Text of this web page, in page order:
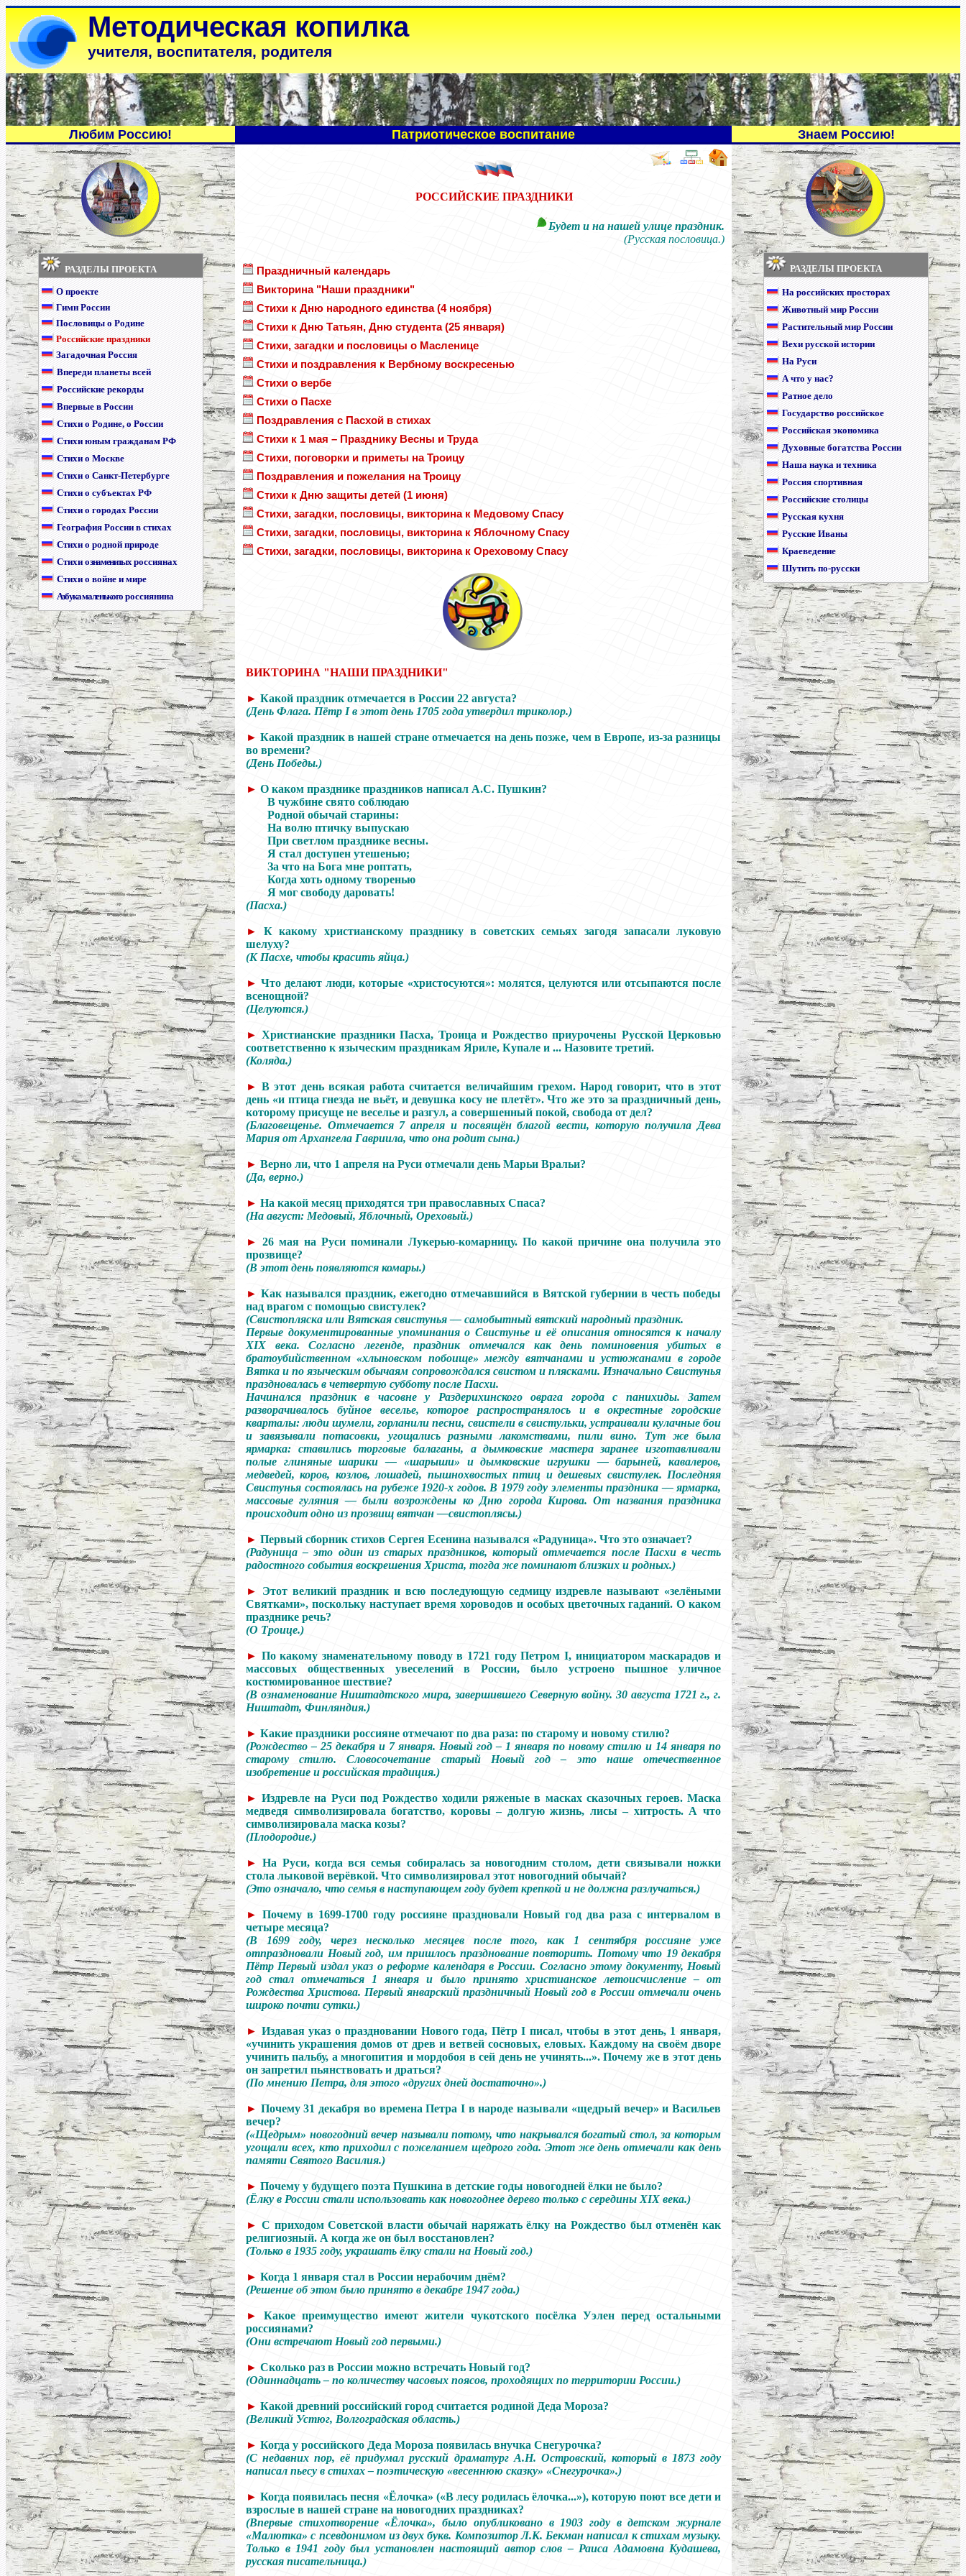
Методическая копилка
учителя, воспитателя, родителя
Любим Россию! Патриотическое воспитание Знаем Россию!
РАЗДЕЛЫ ПРОЕКТА
О проекте
Гимн России
Пословицы о Родине
Российские праздники
Загадочная Россия
Впереди планеты всей
Российские рекорды
Впервые в России
Стихи о Родине, о России
Стихи юным гражданам РФ
Стихи о Москве
Стихи о Санкт-Петербурге
Стихи о субъектах РФ
Стихи о городах России
География России в стихах
Стихи о родной природе
Стихио знаменитыхроссиянах
Стихи о войне и мире
Азбука маленькогороссиянина
РОССИЙСКИЕ ПРАЗДНИКИ
Будет и на нашей улице праздник.
(Русская пословица.)
Праздничный календарь
Викторина "Наши праздники"
Стихи к Дню народного единства (4 ноября)
Стихи к Дню Татьян, Дню студента (25 января)
Стихи, загадки и пословицы о Масленице
Стихи и поздравления к Вербному воскресенью
Стихи о вербе
Стихи о Пасхе
Поздравления с Пасхой в стихах
Стихи к 1 мая – Празднику Весны и Труда
Стихи, поговорки и приметы на Троицу
Поздравления и пожелания на Троицу
Стихи к Дню защиты детей (1 июня)
Стихи, загадки, пословицы, викторина к Медовому Спасу
Стихи, загадки, пословицы, викторина к Яблочному Спасу
Стихи, загадки, пословицы, викторина к Ореховому Спасу
ВИКТОРИНА "НАШИ ПРАЗДНИКИ"
► Какой праздник отмечается в России 22 августа?
(День Флага. Пётр I в этот день 1705 года утвердил триколор.)
►Какой праздник в нашей стране отмечается на день позже, чем в Европе, из-за разницы
во времени?
(День Победы.)
► О каком празднике праздников написал А.С. Пушкин?
В чужбине свято соблюдаю
Родной обычай старины:
На волю птичку выпускаю
При светлом празднике весны.
Я стал доступен утешенью;
За что на Бога мне роптать,
Когда хоть одному творенью
Я мог свободу даровать!
(Пасха.)
►К какому христианскому празднику в советских семьях загодя запасали луковую
шелуху?
(К Пасхе, чтобы красить яйца.)
►Что делают люди, которые «христосуются»: молятся, целуются или отсыпаются после
всенощной?
(Целуются.)
►Христианские праздники Пасха, Троица и Рождество приурочены Русской Церковью
соответственно к языческим праздникам Яриле, Купале и ... Назовите третий.
(Коляда.)
►В этот день всякая работа считается величайшим грехом. Народ говорит, что в этот
день «и птица гнезда не вьёт, и девушка косу не плетёт». Что же это за праздничный день,
которому присуще не веселье и разгул, а совершенный покой, свобода от дел?
(Благовещенье. Отмечается 7 апреля и посвящён благой вести, которую получила Дева
Мария от Архангела Гавриила, что она родит сына.)
► Верно ли, что 1 апреля на Руси отмечали день Марьи Вральи?
(Да, верно.)
► На какой месяц приходятся три православных Спаса?
(На август: Медовый, Яблочный, Ореховый.)
►26 мая на Руси поминали Лукерью-комарницу. По какой причине она получила это
прозвище?
(В этот день появляются комары.)
►Как назывался праздник, ежегодно отмечавшийся в Вятской губернии в честь победы
над врагом с помощью свистулек?
(Свистопляска или Вятская свистунья — самобытный вятский народный праздник.
Первые документированные упоминания о Свистунье и её описания относятся к началу
XIX века. Согласно легенде, праздник отмечался как день поминовения убитых в
братоубийственном «хлыновском побоище» между вятчанами и устюжанами в городе
Вятка и по языческим обычаям сопровождался свистом и плясками. Изначально Свистунья
праздновалась в четвертую субботу после Пасхи.
Начинался праздник в часовне у Раздерихинского оврага города с панихиды. Затем
разворачивалось буйное веселье, которое распространялось и в окрестные городские
кварталы: люди шумели, горланили песни, свистели в свистульки, устраивали кулачные бои
и завязывали потасовки, угощались разными лакомствами, пили вино. Тут же была
ярмарка: ставились торговые балаганы, а дымковские мастера заранее изготавливали
полые глиняные шарики — «шарыши» и дымковские игрушки — барыней, кавалеров,
медведей, коров, козлов, лошадей, пышнохвостых птиц и дешевых свистулек. Последняя
Свистунья состоялась на рубеже 1920-х годов. В 1979 году элементы праздника — ярмарка,
массовые гуляния — были возрождены ко Дню города Кирова. От названия праздника
происходит одно из прозвищ вятчан —свистоплясы.)
► Первый сборник стихов Сергея Есенина назывался «Радуница». Что это означает?
(Радуница– это один из старых праздников, который отмечается после Пасхи в честь
радостного события воскрешения Христа, тогда же поминают близких и родных.)
► Этот великий праздник и всю последующую седмицу издревле называют «зелёными
Святками», поскольку наступает время хороводов и особых цветочных гаданий. О каком
празднике речь?
(О Троице.)
► По какому знаменательному поводу в 1721 году Петром I, инициатором маскарадов и
массовых общественных увеселений в России, было устроено пышное уличное
костюмированное шествие?
(В ознаменование Ништадтского мира, завершившего Северную войну. 30 августа 1721 г., г.
Ништадт, Финляндия.)
► Какие праздники россияне отмечают по два раза: по старому и новому стилю?
(Рождество– 25 декабря и 7 января. Новый год– 1 января по новому стилю и 14 января по
старому стилю. Словосочетание старый Новый год– это наше отечественное
изобретение и российская традиция.)
►Издревле на Руси под Рождество ходили ряженые в масках сказочных героев. Маска
медведя символизировала богатство, коровы–долгую жизнь, лисы–хитрость. А что
символизировала маска козы?
(Плодородие.)
►На Руси, когда вся семья собиралась за новогодним столом, дети связывали ножки
стола лыковой верёвкой. Что символизировал этот новогодний обычай?
(Это означало, что семья в наступающем году будет крепкой и не должна разлучаться.)
► Почему в 1699-1700 году россияне праздновали Новый год два раза с интервалом в
четыре месяца?
(В 1699 году, через несколько месяцев после того, как 1 сентября россияне уже
отпраздновали Новый год, им пришлось празднование повторить. Потому что 19 декабря
Пётр Первый издал указ о реформе календаря в России. Согласно этому документу, Новый
год стал отмечаться 1 января и было принято христианское летоисчисление–от
Рождества Христова. Первый январский праздничный Новый год в России отмечали очень
широко почти сутки.)
► Издавая указ о праздновании Нового года, Пётр I писал, чтобы в этот день, 1 января,
«учинить украшения домов от древ и ветвей сосновых, еловых. Каждому на своём дворе
учинить пальбу, а многопития и мордобоя в сей день не учинять...». Почему же в этот день
он запретил пьянствовать и драться?
(По мнению Петра, для этого «других дней достаточно».)
► Почему 31 декабря во времена Петра I в народе называли «щедрый вечер» и Васильев
вечер?
(«Щедрым» новогодний вечер называли потому, что накрывался богатый стол, за которым
угощали всех, кто приходил с пожеланием щедрого года. Этот же день отмечали как день
памяти Святого Василия.)
► Почему у будущего поэта Пушкина в детские годы новогодней ёлки не было?
(Ёлку в России стали использовать как новогоднее дерево только с середины XIX века.)
► С приходом Советской власти обычай наряжать ёлку на Рождество был отменён как
религиозный. А когда же он был восстановлен?
(Только в 1935 году, украшать ёлку стали на Новый год.)
► Когда 1 января стал в России нерабочим днём?
(Решение об этом было принято в декабре 1947 года.)
►Какое преимущество имеют жители чукотского посёлка Уэлен перед остальными
россиянами?
(Они встречают Новый год первыми.)
► Сколько раз в России можно встречать Новый год?
(Одиннадцать– по количеству часовых поясов, проходящих по территории России.)
► Какой древний российский город считается родиной Деда Мороза?
(Великий Устюг, Волгоградская область.)
► Когда у российского Деда Мороза появилась внучка Снегурочка?
(С недавних пор, её придумал русский драматург А.Н. Островский, который в 1873 году
написал пьесу в стихах– поэтическую «весеннюю сказку» «Снегурочка».)
►Когда появилась песня «Ёлочка» («В лесу родилась ёлочка...»), которую поют все дети и
взрослые в нашей стране на новогодних праздниках?
(Впервые стихотворение «Ёлочка», было опубликовано в 1903 году в детском журнале
«Малютка» с псевдонимом из двух букв. Композитор Л.К. Бекман написал к стихам музыку.
Только в 1941 году был установлен настоящий автор слов–Раиса Адамовна Кудашева,
русская писательница.)
РАЗДЕЛЫ ПРОЕКТА
На российских просторах
Животный мир России
Растительный мир России
Вехи русской истории
На Руси
А что у нас?
Ратное дело
Государство российское
Российская экономика
Духовные богатства России
Наша наука и техника
Россия спортивная
Российские столицы
Русская кухня
Русские Иваны
Краеведение
Шутить по-русски